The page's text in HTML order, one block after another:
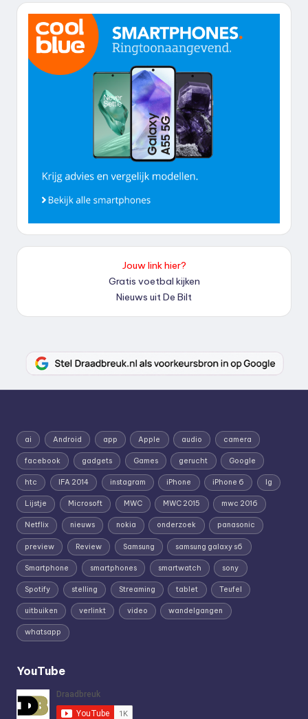
Jouw link hier?
Gratis voetbal kijken
Nieuws uit De Bilt
ai Android app Apple audio camera
facebook gadgets Games gerucht Google
htc IFA 2014 instagram iPhone iPhone 6 lg
Lijstje Microsoft MWC MWC 2015 mwc 2016
Netflix nieuws nokia onderzoek panasonic
preview Review Samsung samsung galaxy s6
Smartphone smartphones smartwatch sony
Spotify stelling Streaming tablet Teufel
uitbuiken verlinkt video wandelgangen
whatsapp
YouTube